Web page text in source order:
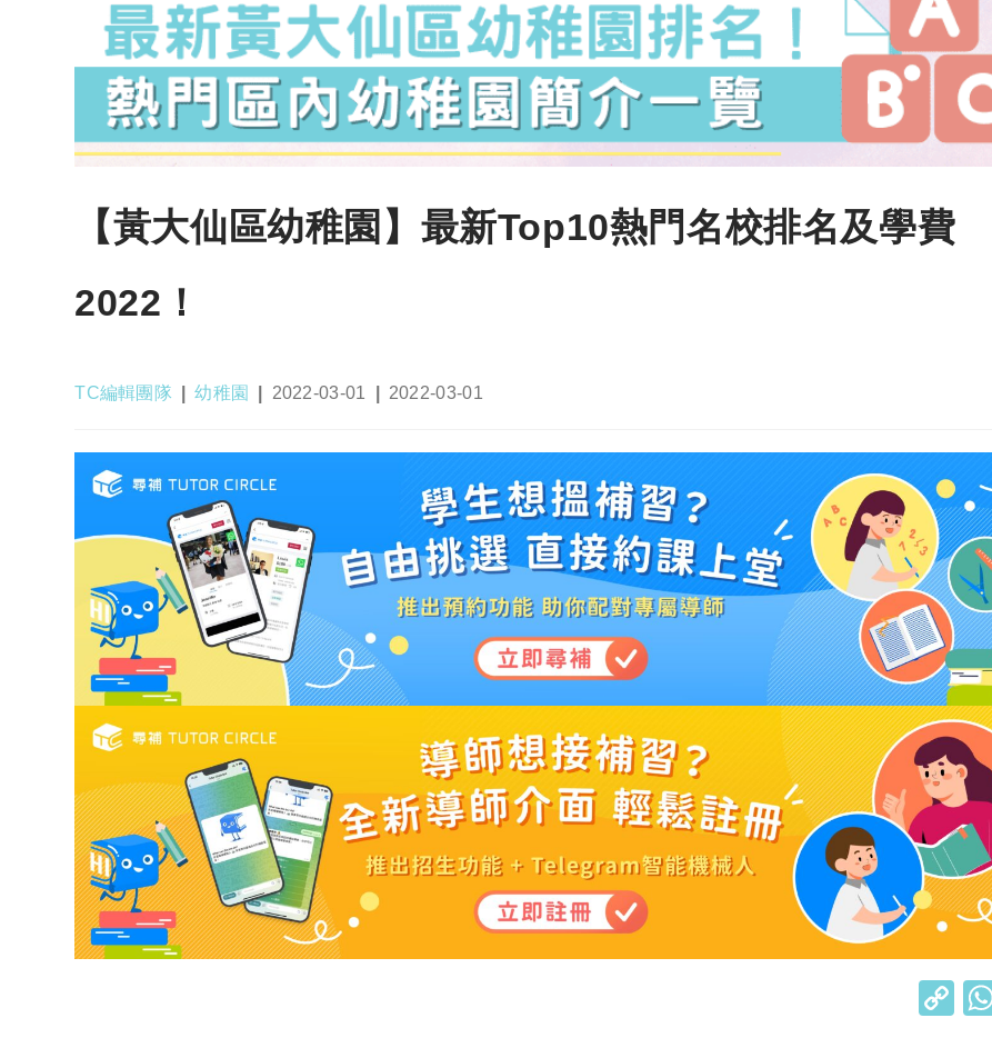
【黃大仙區幼稚園】最新Top10熱門名校排名及學費
2022！
Post
TC編輯團隊
Post
幼稚園
Post
2022-03-01
Post
2022-03-01
C